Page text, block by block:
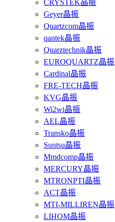
CRYSTEK晶振
Geyer晶振
Quartzcom晶振
qantek晶振
Quarztechnik晶振
EUROQUARTZ晶振
Cardinal晶振
FRE-TECH晶振
KVG晶振
Wi2wi晶振
AEL晶振
Transko晶振
Suntsu晶振
Mmdcomp晶振
MERCURY晶振
MTRONPTI晶振
ACT晶振
MTI-MILLIREN晶振
LIHOM晶振